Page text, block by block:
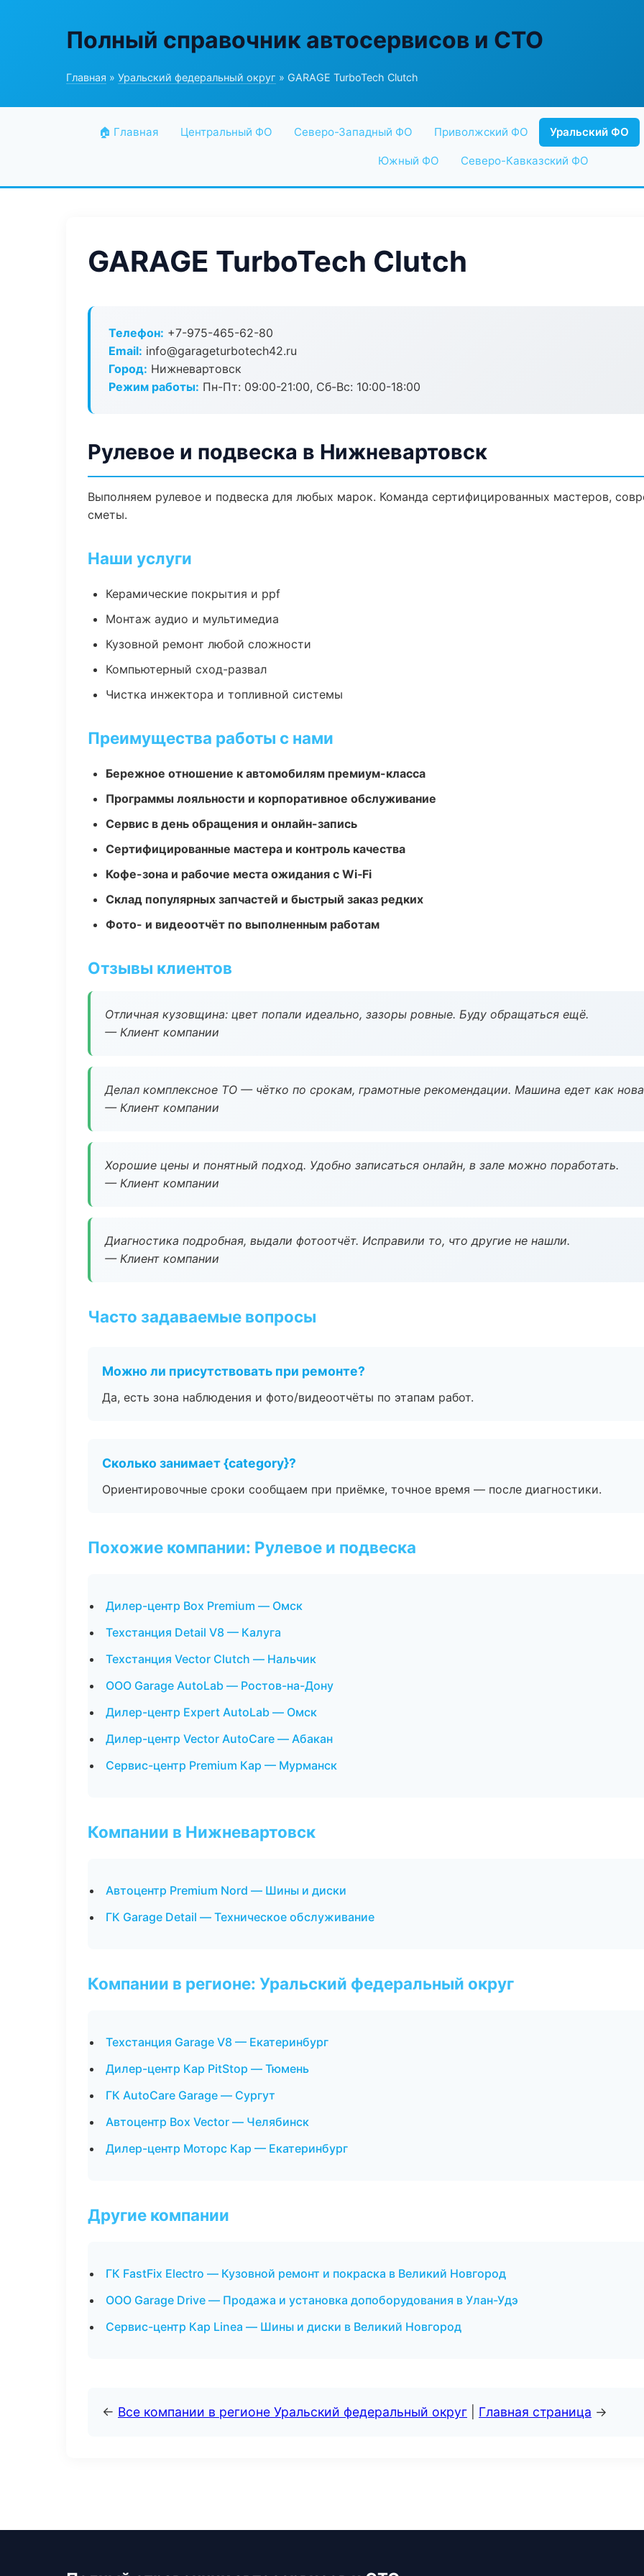
Полный справочник автосервисов и СТО
Главная » Уральский федеральный округ » GARAGE TurboTech Clutch
🏠 Главная Центральный ФО Северо-Западный ФО Приволжский ФО Уральский ФО
Южный ФО Северо-Кавказский ФО
GARAGE TurboTech Clutch
Телефон: +7-975-465-62-80
Email: info@garageturbotech42.ru
Город: Нижневартовск
Режим работы: Пн-Пт: 09:00-21:00, Сб-Вс: 10:00-18:00
Рулевое и подвеска в Нижневартовск
Выполняем рулевое и подвеска для любых марок. Команда сертифицированных мастеров,
сметы.
Наши услуги
Керамические покрытия и ppf
Монтаж аудио и мультимедиа
Кузовной ремонт любой сложности
Компьютерный сход-развал
Чистка инжектора и топливной системы
Преимущества работы с нами
Бережное отношение к автомобилям премиум-класса
Программы лояльности и корпоративное обслуживание
Сервис в день обращения и онлайн-запись
Сертифицированные мастера и контроль качества
Кофе-зона и рабочие места ожидания с Wi‑Fi
Склад популярных запчастей и быстрый заказ редких
Фото- и видеоотчёт по выполненным работам
Отзывы клиентов
Отличная кузовщина: цвет попали идеально, зазоры ровные. Буду обращаться ещё.
— Клиент компании
Делал комплексное ТО — чётко по срокам, грамотные рекомендации. Машина едет как
— Клиент компании
Хорошие цены и понятный подход. Удобно записаться онлайн, в зале можно поработать.
— Клиент компании
Диагностика подробная, выдали фотоотчёт. Исправили то, что другие не нашли.
— Клиент компании
Часто задаваемые вопросы
Можно ли присутствовать при ремонте?
Да, есть зона наблюдения и фото/видеоотчёты по этапам работ.
Сколько занимает {category}?
Ориентировочные сроки сообщаем при приёмке, точное время — после диагностики.
Похожие компании: Рулевое и подвеска
Дилер-центр Box Premium — Омск
Техстанция Detail V8 — Калуга
Техстанция Vector Clutch — Нальчик
ООО Garage AutoLab — Ростов-на-Дону
Дилер-центр Expert AutoLab — Омск
Дилер-центр Vector AutoCare — Абакан
Сервис-центр Premium Кар — Мурманск
Компании в Нижневартовск
Автоцентр Premium Nord — Шины и диски
ГК Garage Detail — Техническое обслуживание
Компании в регионе: Уральский федеральный округ
Техстанция Garage V8 — Екатеринбург
Дилер-центр Кар PitStop — Тюмень
ГК AutoCare Garage — Сургут
Автоцентр Box Vector — Челябинск
Дилер-центр Моторс Кар — Екатеринбург
Другие компании
ГК FastFix Electro — Кузовной ремонт и покраска в Великий Новгород
ООО Garage Drive — Продажа и установка допоборудования в Улан-Удэ
Сервис-центр Кар Linea — Шины и диски в Великий Новгород
← Все компании в регионе Уральский федеральный округ Главная страница →